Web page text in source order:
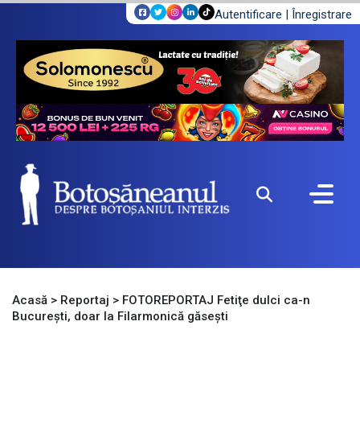
Autentificare | Înregistrare
Acasă > Reportaj > FOTOREPORTAJ Fetiţe dulci ca-n
Bucureşti, doar la Filarmonică găseşti